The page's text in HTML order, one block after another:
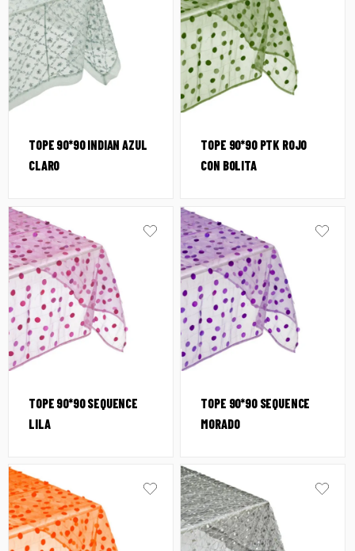
TOPE 90*90 INDIAN AZUL
CLARO
TOPE 90*90 PTK ROJO
CON BOLITA
TOPE 90*90 SEQUENCE
LILA
TOPE 90*90 SEQUENCE
MORADO